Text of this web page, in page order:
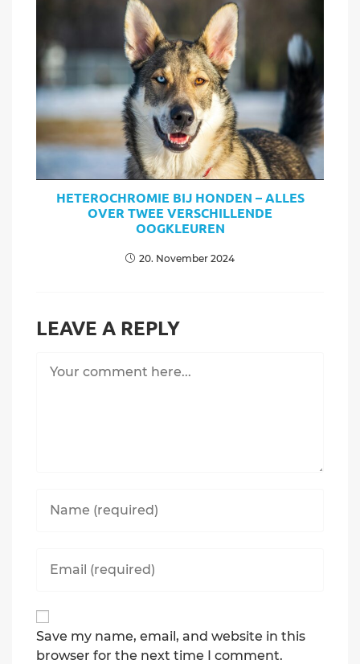
HETEROCHROMIE BIJ HONDEN – ALLES
OVER TWEE VERSCHILLENDE
OOGKLEUREN
20. November 2024
LEAVE A REPLY
your
username
your
to
comment
Save my name, email, and website in this
browser for the next time I comment.